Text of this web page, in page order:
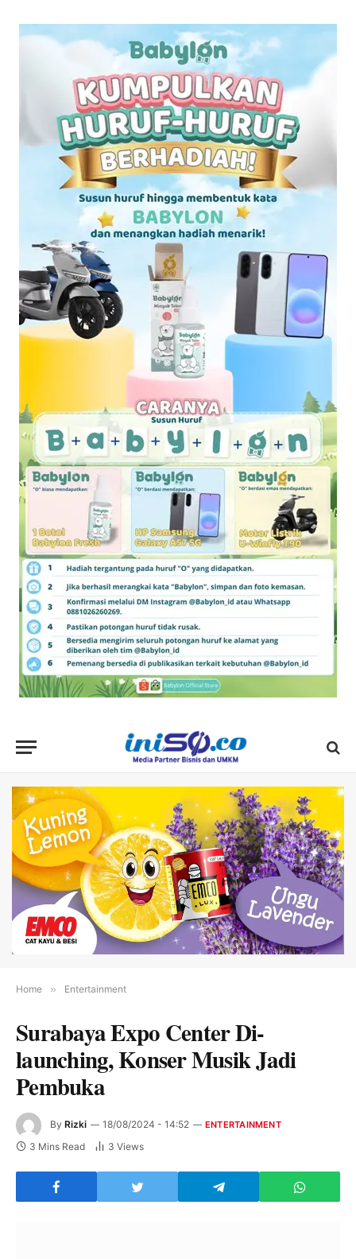
Home » Entertainment
Surabaya Expo Center Di-
launching, Konser Musik Jadi
Pembuka
By Rizki 18/08/2024 - 14:52 ENTERTAINMENT
3 Mins Read 3 Views